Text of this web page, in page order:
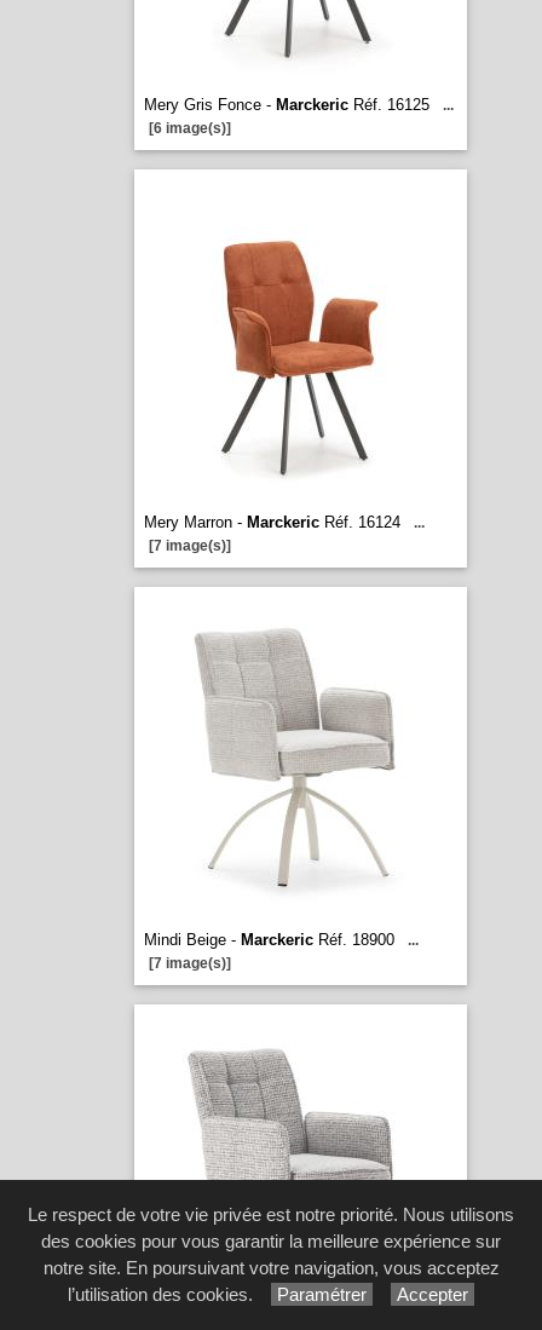
Mery Gris Fonce - MarckericRéf. 16125
...
[6 image(s)]
Mery Marron - MarckericRéf. 16124
...
[7 image(s)]
Mindi Beige - MarckericRéf. 18900
...
[7 image(s)]
Le respect de votre vie privée est notre priorité. Nous utilisons
des cookies pour vous garantir la meilleure expérience sur
notre site. En poursuivant votre navigation, vous acceptez
l’utilisation des cookies.
Paramétrer Accepter